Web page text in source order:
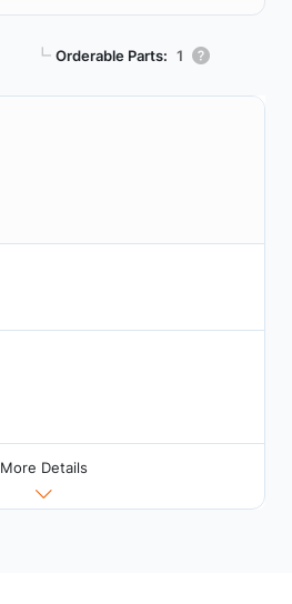
┗ Orderable Parts: 1
More Details